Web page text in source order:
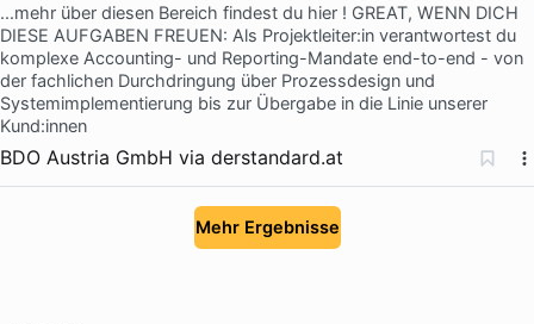
...mehr über diesen Bereich findest du hier ! GREAT, WENN DICH
DIESE AUFGABEN FREUEN: Als Projektleiter:in verantwortest du
komplexe Accounting- und Reporting-Mandate end-to-end - von
der fachlichen Durchdringung über Prozessdesign und
Systemimplementierung bis zur Übergabe in die Linie unserer
Kund:innen
BDO Austria GmbH via derstandard.at
Mehr Ergebnisse